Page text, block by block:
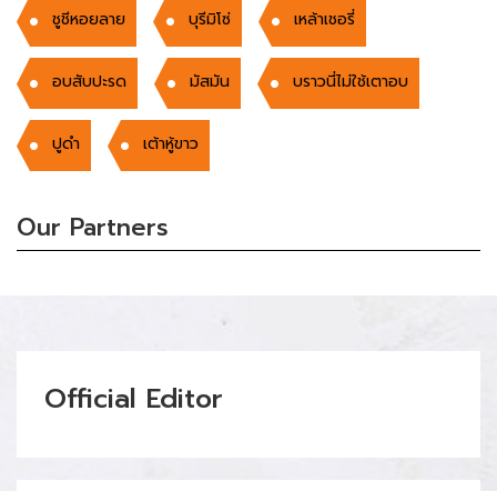
ชูชีหอยลาย บุรีมิโซ่ เหล้าเชอรี่
อบสับปะรด มัสมัน บราวนี่ไม่ใช้เตาอบ
ปูดำ เต้าหู้ขาว
Our Partners
Official Editor